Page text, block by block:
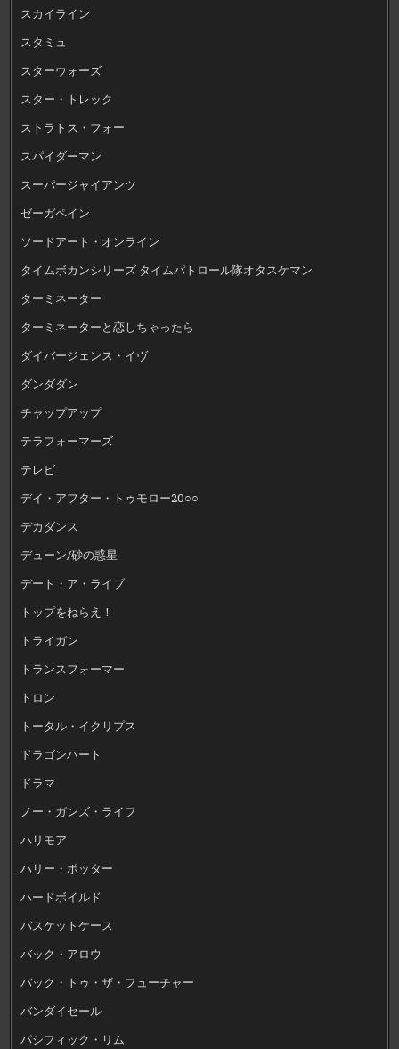
スカイライン
スタミュ
スターウォーズ
スター・トレック
ストラトス・フォー
スパイダーマン
スーパージャイアンツ
ゼーガペイン
ソードアート・オンライン
タイムボカンシリーズ タイムパトロール隊オタスケマン
ターミネーター
ターミネーターと恋しちゃったら
ダイバージェンス・イヴ
ダンダダン
チャップアップ
テラフォーマーズ
テレビ
デイ・アフター・トゥモロー20○○
デカダンス
デューン/砂の惑星
デート・ア・ライブ
トップをねらえ！
トライガン
トランスフォーマー
トロン
トータル・イクリプス
ドラゴンハート
ドラマ
ノー・ガンズ・ライフ
ハリモア
ハリー・ポッター
ハードボイルド
バスケットケース
バック・アロウ
バック・トゥ・ザ・フューチャー
バンダイセール
パシフィック・リム